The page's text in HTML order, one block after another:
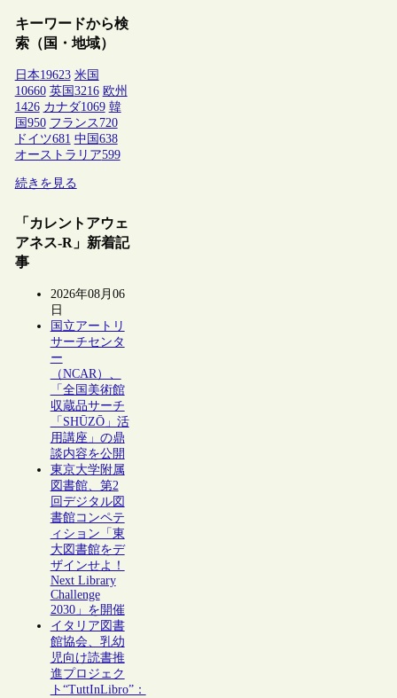
キーワードから検
索（国・地域）
日本19623 米国
10660 英国 3216 欧州
1426 カナダ1069 韓
国 950 フランス 720
ドイツ681 中国 638
オーストラリア599
続きを見る
「カレントアウェ
アネス-R」新着記
事
2026年08月06
日
国立アートリ
サーチセンタ
ー
（NCAR）、
「全国美術館
収蔵品サーチ
「SHŪZŌ」活
用講座」の鼎
談内容を公開
東京大学附属
図書館、第2
回デジタル図
書館コンペテ
ィション「東
大図書館をデ
ザインせよ！
Next Library
Challenge
2030」を開催
イタリア図書
館協会、乳幼
児向け読書推
進プロジェク
ト“TuttInLibro”：